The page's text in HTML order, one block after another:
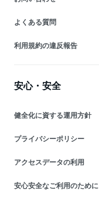
よくある質問
利用規約の違反報告
安心・安全
健全化に資する運用方針
プライバシーポリシー
アクセスデータの利用
安心安全なご利用のために